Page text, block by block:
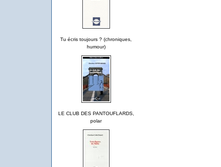
Tu écris toujours ? (chroniques,
humour)
LE CLUB DES PANTOUFLARDS,
polar